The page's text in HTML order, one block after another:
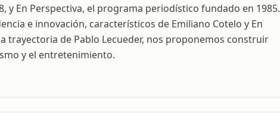
y En Perspectiva, el programa periodístico fundado en 1985.
e innovación, característicos de Emiliano Cotelo y En
trayectoria de Pablo Lecueder, nos proponemos construir
y el entretenimiento.